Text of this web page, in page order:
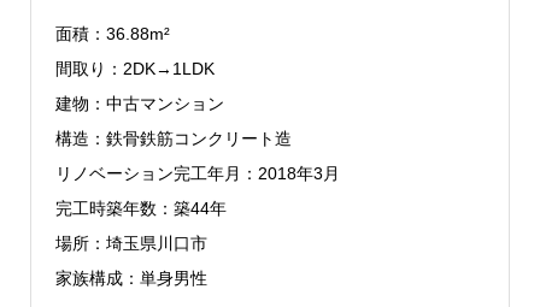
面積
36.88m²
間取り
2DK→1LDK
建物
中古マンション
構造
鉄骨鉄筋コンクリート造
リノベーション完工年月
2018年3月
完工時築年数
築44年
場所
埼玉県川口市
家族構成
単身男性